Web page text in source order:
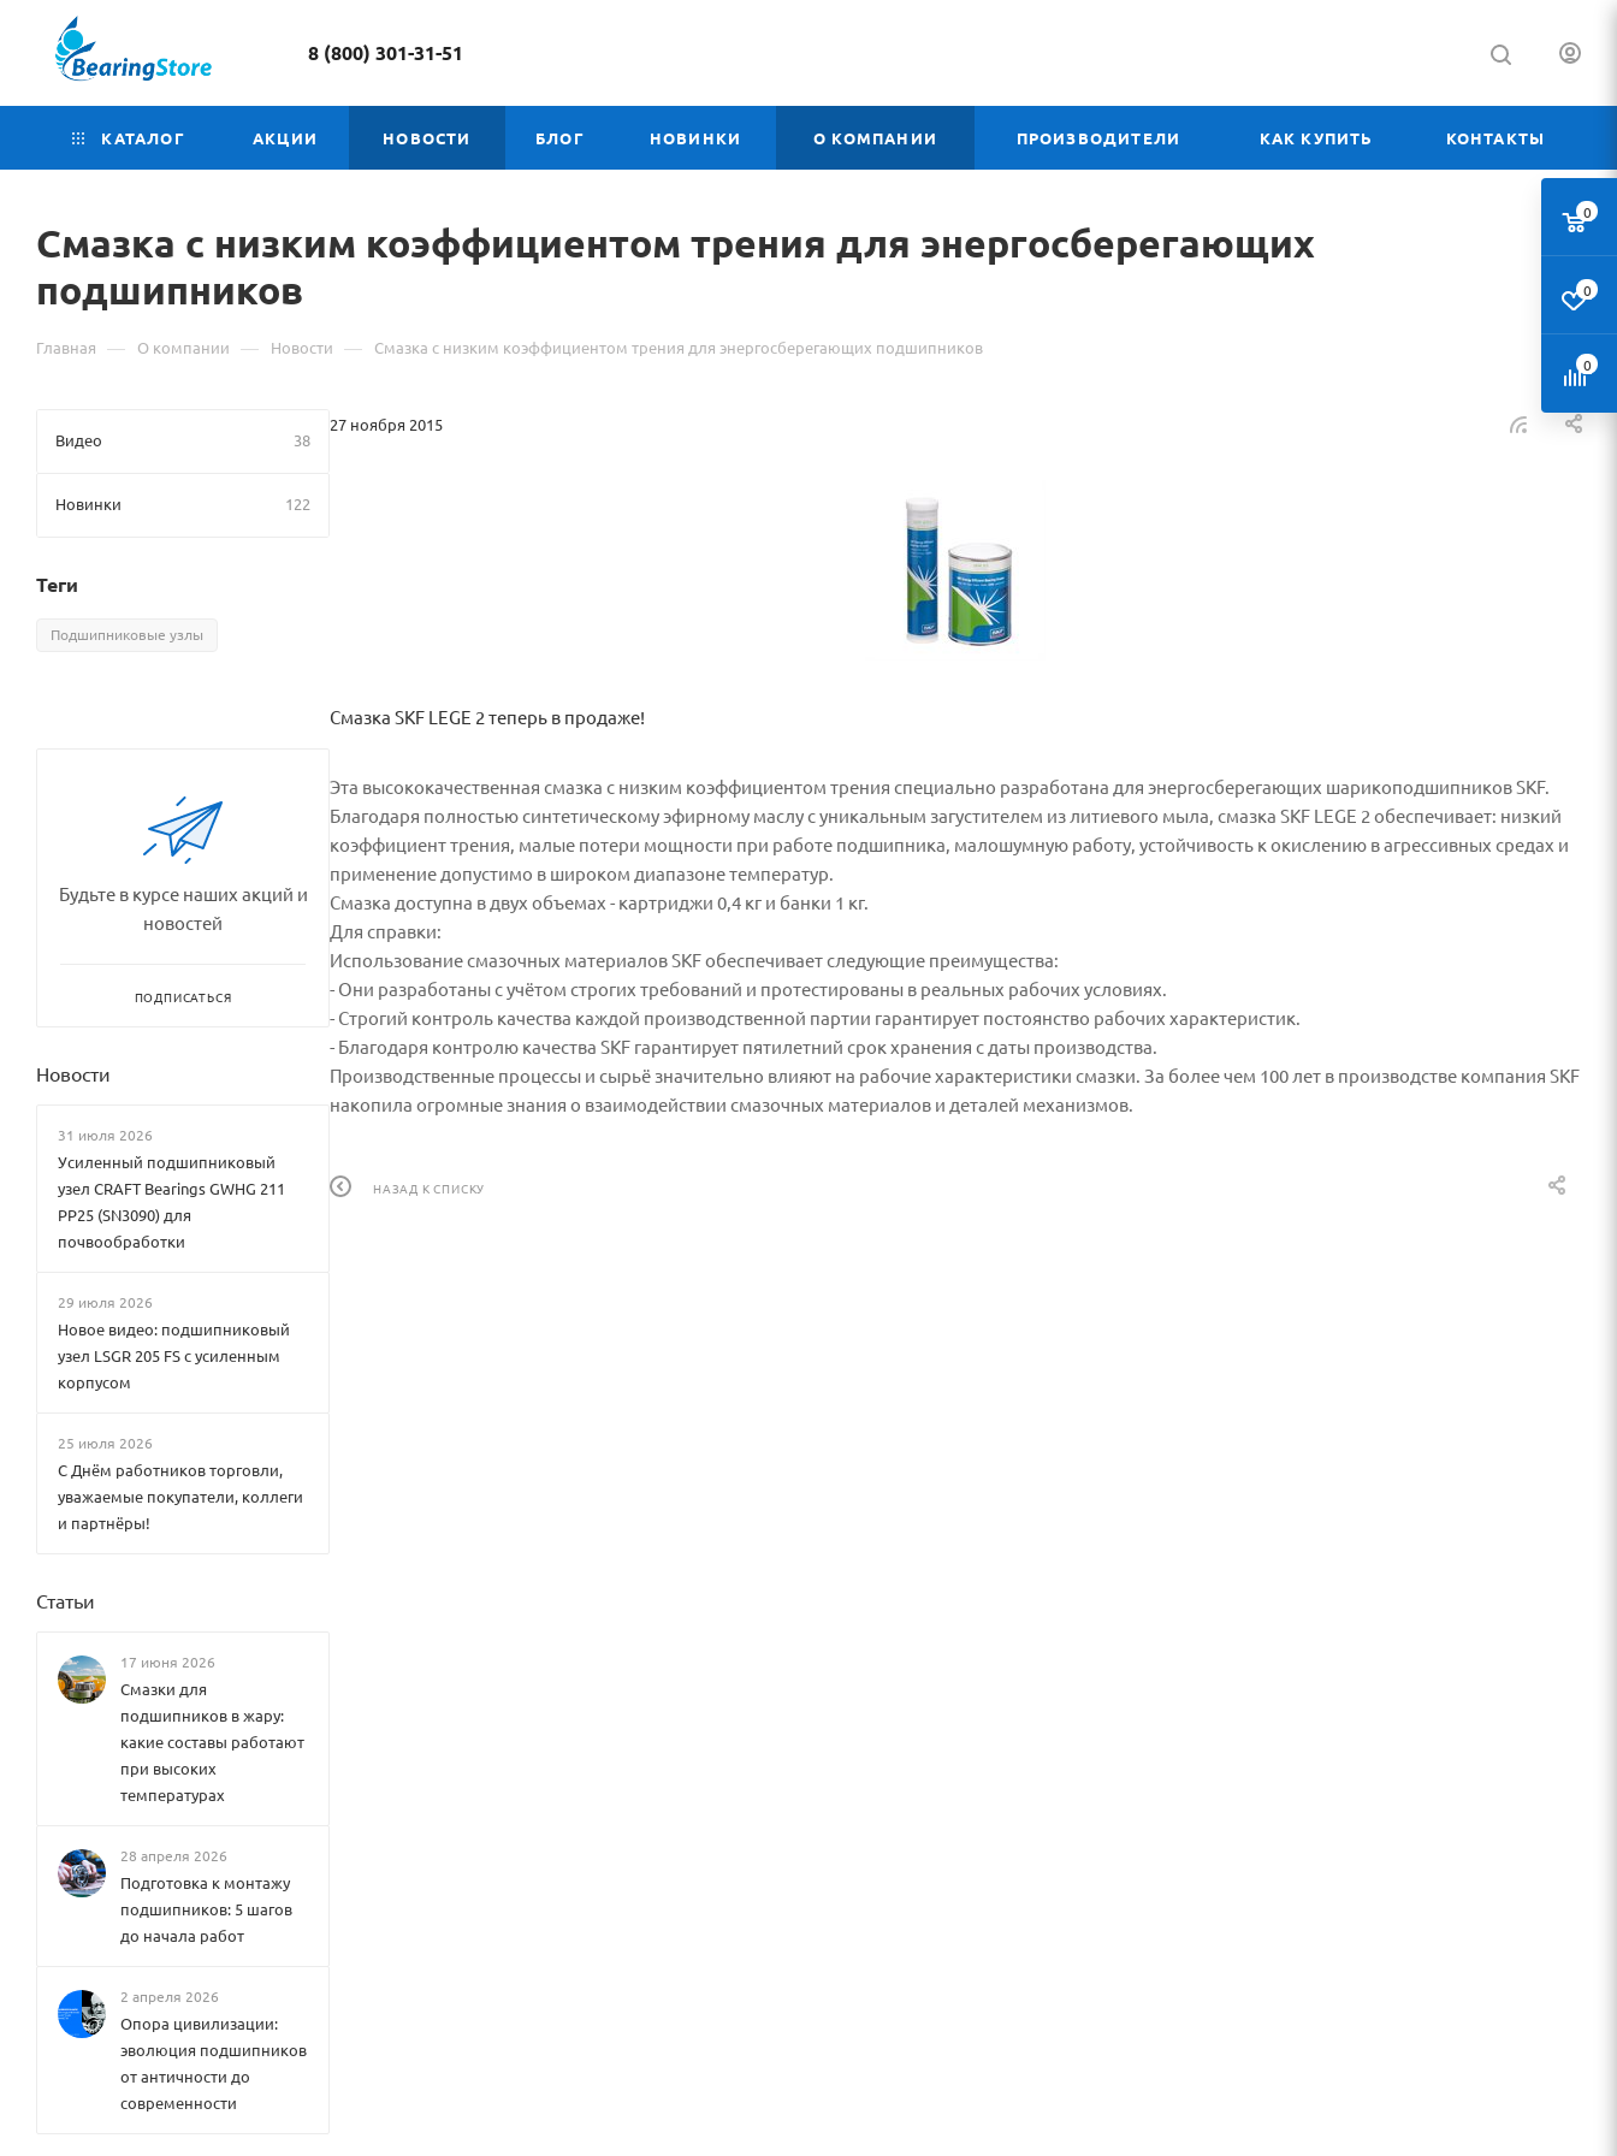
8 (800) 301-31-51
КАТАЛОГ АКЦИИ НОВОСТИ БЛОГ НОВИНКИ О КОМПАНИИ ПРОИЗВОДИТЕЛИ КАК КУПИТЬ КОНТАКТЫ
Смазка с низким коэффициентом трения для энергосберегающих
подшипников
Главная — О компании — Новости — Смазка с низким коэффициентом трения для энергосберегающих подшипников
27 ноября 2015
Смазка SKF LEGE 2 теперь в продаже!
Эта высококачественная смазка с низким коэффициентом трения специально разработана для энергосберегающих шарикоподшипников SKF.
Благодаря полностью синтетическому эфирному маслу с уникальным загустителем из литиевого мыла, смазка SKF LEGE 2 обеспечивает: низкий
коэффициент трения, малые потери мощности при работе подшипника, малошумную работу, устойчивость к окислению в агрессивных средах и
применение допустимо в широком диапазоне температур.
Смазка доступна в двух объемах - картриджи 0,4 кг и банки 1 кг.
Для справки:
Использование смазочных материалов SKF обеспечивает следующие преимущества:
- Они разработаны с учётом строгих требований и протестированы в реальных рабочих условиях.
- Строгий контроль качества каждой производственной партии гарантирует постоянство рабочих характеристик.
- Благодаря контролю качества SKF гарантирует пятилетний срок хранения с даты производства.
Производственные процессы и сырьё значительно влияют на рабочие характеристики смазки. За более чем 100 лет в производстве компания SKF
накопила огромные знания о взаимодействии смазочных материалов и деталей механизмов.
НАЗАД К СПИСКУ
Видео 38
Новинки 122
Теги
Подшипниковые узлы
Будьте в курсе наших акций и
новостей
ПОДПИСАТЬСЯ
Новости
31 июля 2026
Усиленный подшипниковый
узел CRAFT Bearings GWHG 211
PP25 (SN3090) для
почвообработки
29 июля 2026
Новое видео: подшипниковый
узел LSGR 205 FS с усиленным
корпусом
25 июля 2026
С Днём работников торговли,
уважаемые покупатели, коллеги
и партнёры!
Статьи
17 июня 2026
Смазки для
подшипников в жару:
какие составы работают
при высоких
температурах
28 апреля 2026
Подготовка к монтажу
подшипников: 5 шагов
до начала работ
2 апреля 2026
Опора цивилизации:
эволюция подшипников
от античности до
современности
0
0
0